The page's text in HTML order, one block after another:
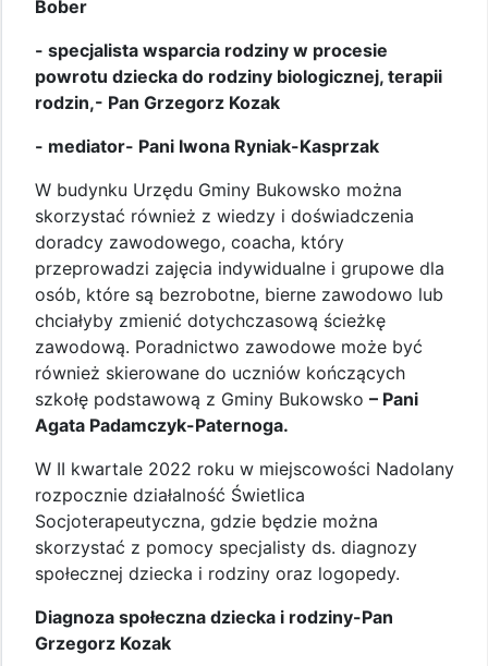
Bober
- specjalista wsparcia rodziny w procesie
powrotu dziecka do rodziny biologicznej, terapii
rodzin,- Pan Grzegorz Kozak
- mediator- Pani Iwona Ryniak-Kasprzak
W budynku Urzędu Gminy Bukowsko można
skorzystać również z wiedzy i doświadczenia
doradcy zawodowego, coacha, który
przeprowadzi zajęcia indywidualne i grupowe dla
osób, które są bezrobotne, bierne zawodowo lub
chciałyby zmienić dotychczasową ścieżkę
zawodową. Poradnictwo zawodowe może być
również skierowane do uczniów kończących
szkołę podstawową z Gminy Bukowsko – Pani
Agata Padamczyk-Paternoga.
W II kwartale 2022 roku w miejscowości Nadolany
rozpocznie działalność Świetlica
Socjoterapeutyczna, gdzie będzie można
skorzystać z pomocy specjalisty ds. diagnozy
społecznej dziecka i rodziny oraz logopedy.
Diagnoza społeczna dziecka i rodziny-Pan
Grzegorz Kozak